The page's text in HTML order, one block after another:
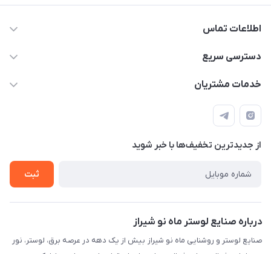
اطلاعات تماس
09171115348
طبقه همکف واحد 131
دسترسی سریع
مجله فروشگاه
درباره ما
تماس با ما
خدمات مشتریان
قوانین و مقررات
حریم خصوصی
راهنما
از جدید‌ترین تخفیف‌ها با‌ خبر شوید
ثبت
درباره صنایع لوستر ماه نو شیراز
صنایع لوستر و روشنایی ماه نو شیراز بیش از یک دهه در عرصه برق، لوستر، نور